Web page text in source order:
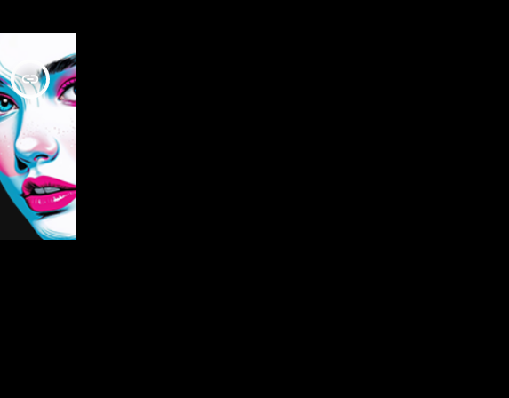
insert_link